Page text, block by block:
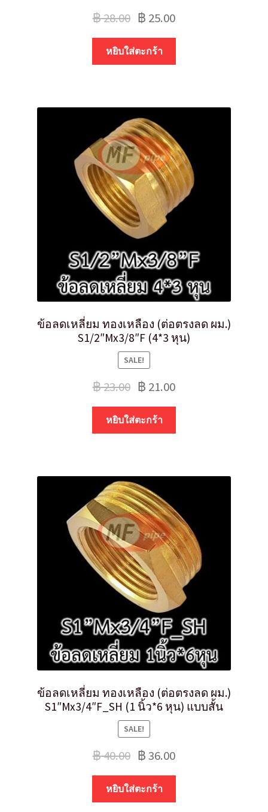
฿28.00 ฿ 25.00
หยิบใส่ตะกร้า
ข้อลดเหลี่ยม ทองเหลือง (ต่อตรงลด ผม.)
S1/2″Mx3/8″F (4*3 หุน)
SALE!
฿23.00 ฿ 21.00
หยิบใส่ตะกร้า
ข้อลดเหลี่ยม ทองเหลือง (ต่อตรงลด ผม.)
S1″Mx3/4″F_SH (1 นิ้ว*6 หุน) แบบสั้น
SALE!
฿40.00 ฿36.00
หยิบใส่ตะกร้า